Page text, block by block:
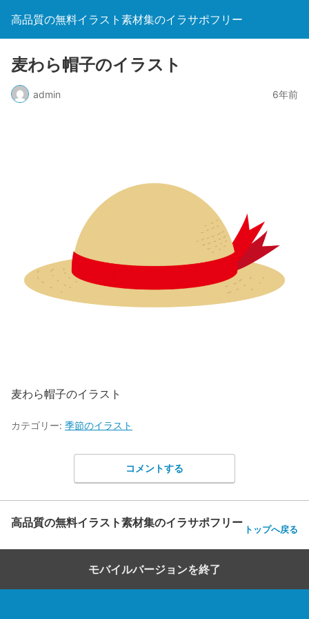
高品質の無料イラスト素材集のイラサポフリー
麦わら帽子のイラスト
admin 6年前
麦わら帽子のイラスト
カテゴリー: 季節のイラスト
コメントする
高品質の無料イラスト素材集のイラサポフリー トップへ戻る
モバイルバージョンを終了